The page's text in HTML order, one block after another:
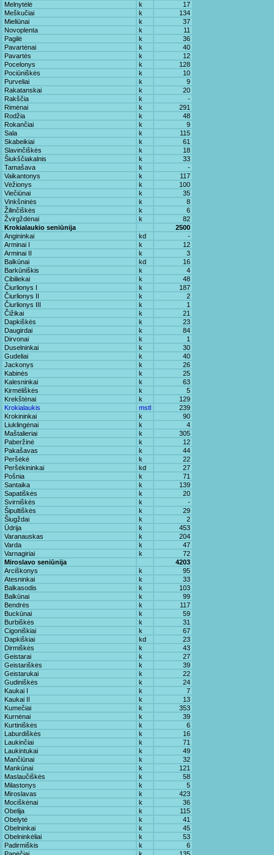
Melnytėlė
k
17
Meškučiai
k
134
Mieliūnai
k
37
Novoplenta
k
11
Pagilė
k
36
Pavartėnai
k
40
Pavartės
k
12
Pocelonys
k
128
Pociūniškės
k
10
Purveliai
k
9
Rakatanskai
k
20
Rakščia
k
-
Rimėnai
k
291
Rodžia
k
48
Rokančiai
k
9
Sala
k
115
Skabeikiai
k
61
Slavinčiškės
k
18
Šiukščiakalnis
k
33
Tamašava
k
-
Vaikantonys
k
117
Vėžionys
k
100
Viečiūnai
k
35
Vinkšninės
k
8
Žilinčiškės
k
6
Žvirgždėnai
k
82
Krokialaukio seniūnija
2500
Angininkai
kd
-
Arminai I
k
12
Arminai II
k
3
Balkūnai
kd
16
Barkūniškis
k
4
Cibiliekai
k
48
Čiurlionys I
k
187
Čiurlionys II
k
2
Čiurlionys III
k
1
Čižikai
k
21
Dapkiškės
k
23
Daugirdai
k
84
Dirvonai
k
1
Duselninkai
k
30
Gudeliai
k
40
Jackonys
k
26
Kabinės
k
25
Kalesninkai
k
63
Kirmėliškės
k
5
Krekštėnai
k
129
Krokialaukis
mstl
239
Krokininkai
k
90
Liuklingėnai
k
4
Maštalieriai
k
305
Paberžinė
k
12
Pakašavas
k
44
Peršėkė
k
22
Peršėkininkai
kd
27
Pošnia
k
71
Santaika
k
139
Sapatiškės
k
20
Svirniškės
k
-
Šipultiškės
k
29
Šiugždai
k
2
Ūdrija
k
453
Varanauskas
k
204
Varda
k
47
Varnagiriai
k
72
Miroslavo seniūnija
4203
Arciškonys
k
95
Atesninkai
k
33
Balkasodis
k
103
Balkūnai
k
99
Bendrės
k
117
Buckūnai
k
59
Burbiškės
k
31
Cigoniškiai
k
67
Dapkiškiai
kd
23
Dirmiškės
k
43
Geistarai
k
27
Geistariškės
k
39
Geistarukai
k
22
Gudiniškės
k
24
Kaukai I
k
7
Kaukai II
k
13
Kumečiai
k
353
Kurnėnai
k
39
Kurtiniškės
k
6
Laburdiškės
k
16
Laukinčiai
k
71
Laukintukai
k
49
Mančiūnai
k
32
Mankūnai
k
121
Maslaučiškės
k
58
Milastonys
k
5
Miroslavas
k
423
Mociškėnai
k
36
Obelija
k
115
Obelytė
k
41
Obelninkai
k
45
Obelninkėliai
k
53
Padirmiškis
k
6